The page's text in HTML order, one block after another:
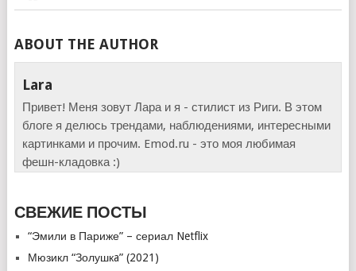
ABOUT THE AUTHOR
Lara
Привет! Меня зовут Лара и я - стилист из Риги. В этом
блоге я делюсь трендами, наблюдениями, интересными
картинками и прочим. Emod.ru - это моя любимая
фешн-кладовка :)
СВЕЖИЕ ПОСТЫ
“Эмили в Париже” – сериал Netflix
Мюзикл “Золушкa” (2021)